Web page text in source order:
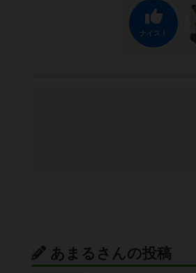
ナイス！
あまるさんの投稿